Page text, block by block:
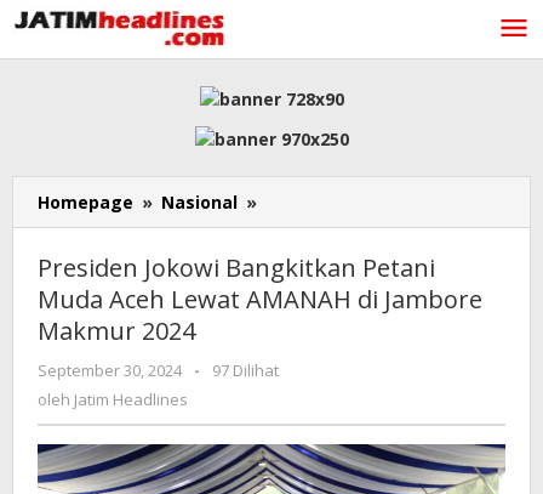
Lewati
ke
konten
Homepage » Nasional »
Jokowi
Petani
Muda
AMANAH
Jambore
Makmur
2024
Presiden Jokowi Bangkitkan Petani
Muda Aceh Lewat AMANAH di Jambore
Makmur 2024
September 30, 2024
oleh
-
97 Dilihat
oleh Jatim Headlines